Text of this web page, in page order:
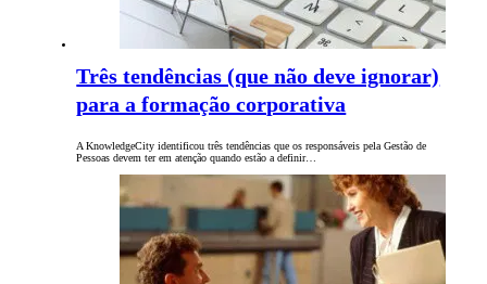
Três tendências (que não deve ignorar)
para a formação corporativa
A KnowledgeCity identificou três tendências que os responsáveis pela Gestão de
Pessoas devem ter em atenção quando estão a definir…